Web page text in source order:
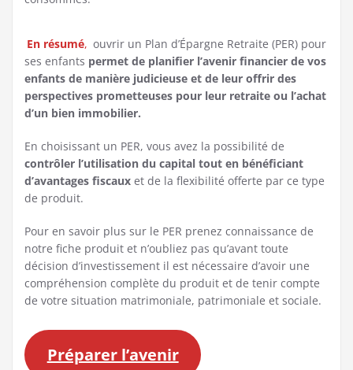
En résumé, ouvrir un Plan d’Épargne Retraite (PER) pour
ses enfants permet de planifier l’avenir financier de vos
enfants de manière judicieuse et de leur offrir des
perspectives prometteuses pour leur retraite ou l’achat
d’un bien immobilier.
En choisissant un PER, vous avez la possibilité de
contrôler l’utilisation du capital tout en bénéficiant
d’avantages fiscaux et de la flexibilité offerte par ce type
de produit.
Pour en savoir plus sur le PER prenez connaissance de
notre fiche produit et n’oubliez pas qu’avant toute
décision d’investissement il est nécessaire d’avoir une
compréhension complète du produit et de tenir compte
de votre situation matrimoniale, patrimoniale et sociale.
Préparer l’avenir